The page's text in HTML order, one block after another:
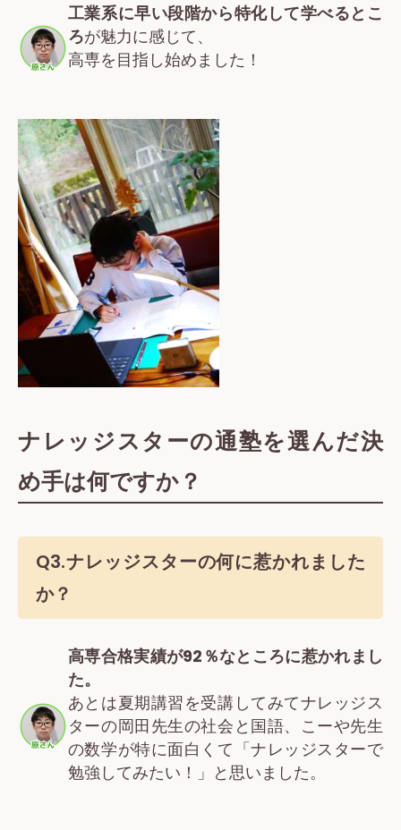
工業系に早い段階から特化して学べるとこ
ろが魅力に感じて、
高専を目指し始めました！
ナレッジスターの通塾を選んだ決
め手は何ですか？
Q3.ナレッジスターの何に惹かれました
か？
高専合格実績が92％なところに惹かれまし
た。
あとは夏期講習を受講してみてナレッジス
ターの岡田先生の社会と国語、こーや先生
の数学が特に面白くて「ナレッジスターで
勉強してみたい！」と思いました。